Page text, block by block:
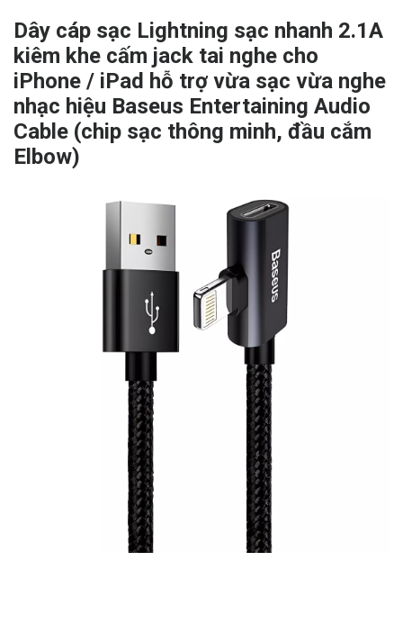
Dây cáp sạc Lightning sạc nhanh 2.1A
kiêm khe cấm jack tai nghe cho
iPhone / iPad hỗ trợ vừa sạc vừa nghe
nhạc hiệu Baseus Entertaining Audio
Cable (chip sạc thông minh, đầu cắm
Elbow)